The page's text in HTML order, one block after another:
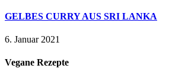
GELBES CURRY AUS SRI LANKA
6. Januar 2021
Vegane Rezepte